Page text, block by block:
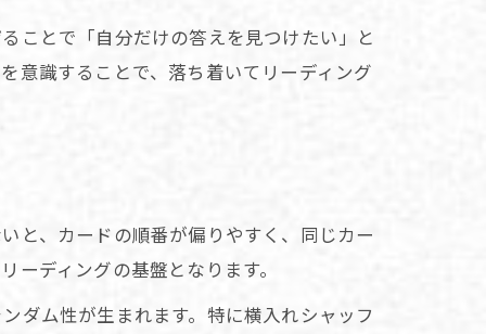
ことで「自分だけの答えを見つけたい」と
意識することで、落ち着いてリーディング
と、カードの順番が偏りやすく、同じカー
ディングの基盤となります。
ダム性が生まれます。特に横入れシャッフ